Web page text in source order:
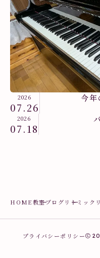
2026
07.26
今年
教室ブログ
2026
07.18
HOME教室ブログ リトミック
プライバシーポリシー